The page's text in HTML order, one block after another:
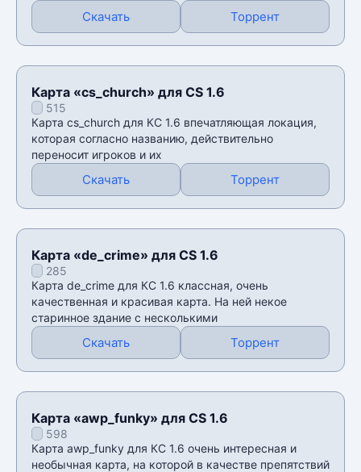
Скачать Торрент
Карта «cs_church» для CS 1.6
515
Карта cs_church для КС 1.6 впечатляющая локация,
которая согласно названию, действительно
переносит игроков и их
Скачать Торрент
Карта «de_crime» для CS 1.6
285
Карта de_crime для КС 1.6 классная, очень
качественная и красивая карта. На ней некое
старинное здание с несколькими
Скачать Торрент
Карта «awp_funky» для CS 1.6
598
Карта awp_funky для КС 1.6 очень интересная и
необычная карта, на которой в качестве препятствий